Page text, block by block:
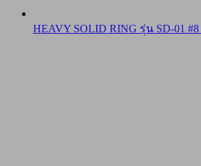
HEAVY SOLID RING รุ่น SD-01 #8